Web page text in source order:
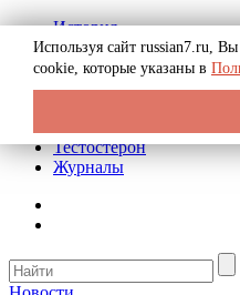
История
Биография
Криминал
Реклама на сайте
Тестостерон
Журналы
Используя сайт russian7.ru,
cookie, которые указаны в